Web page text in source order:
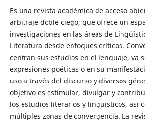
Es una revista académica de acceso
arbitraje doble ciego, que ofrece un
investigaciones en las áreas de
Literatura desde enfoques críticos.
centran sus estudios en el lenguaje, ya
expresiones poéticas o en su
uso a través del discurso y diversos
objetivo es estimular, divulgar y
los estudios literarios y lingüísticos, así
múltiples zonas de convergencia. La